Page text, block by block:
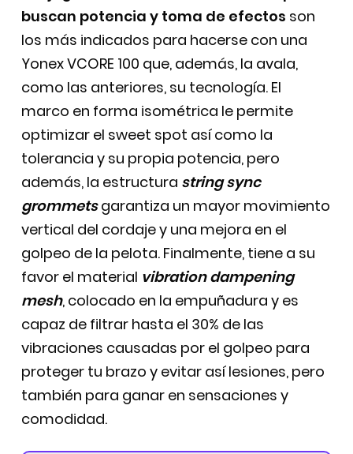
buscan potencia y toma de efectos son
los más indicados para hacerse con una
Yonex VCORE 100 que, además, la avala,
como las anteriores, su tecnología. El
marco en forma isométrica le permite
optimizar el sweet spot así como la
tolerancia y su propia potencia, pero
además, la estructura string sync
grommetsgarantiza un mayor movimiento
vertical del cordaje y una mejora en el
golpeo de la pelota. Finalmente, tiene a su
favor el material vibration dampening
mesh, colocado en la empuñadura y es
capaz de filtrar hasta el 30% de las
vibraciones causadas por el golpeo para
proteger tu brazo y evitar así lesiones, pero
también para ganar en sensaciones y
comodidad.